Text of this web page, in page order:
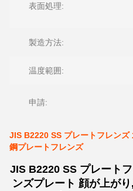
表面処理:
製造方法:
温度範囲:
申請:
JIS B2220 SS プレートフレン
鋼プレートフレンズ
JIS B2220 SS プレート
ンズプレート 顔が上が